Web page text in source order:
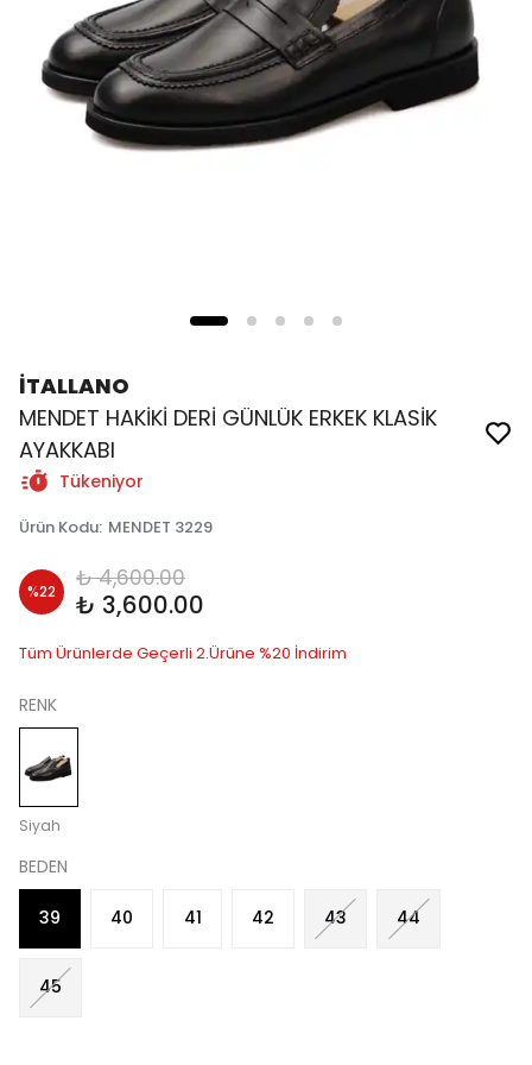
İTALLANO
MENDET HAKİKİ DERİ GÜNLÜK ERKEK KLASİK
AYAKKABI
Tükeniyor
Ürün Kodu: MENDET 3229
%22 ₺ 4,600.00
₺ 3,600.00
Tüm Ürünlerde Geçerli 2.Ürüne %20 İndirim
RENK
Siyah
BEDEN
39 40 41 42 43 44
45